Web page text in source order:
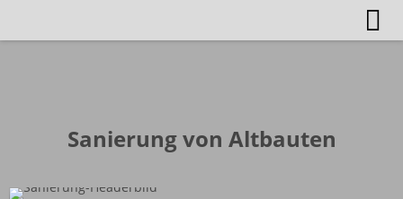
Sanierung von Altbauten